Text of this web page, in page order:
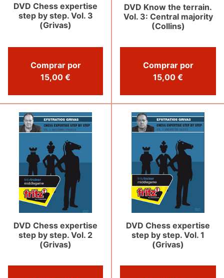
DVD Chess expertise
step by step. Vol. 3
(Grivas)
Comprar por
15,00 €
DVD Know the terrain.
Vol. 3: Central majority
(Collins)
Comprar por
15,00 €
DVD Chess expertise
step by step. Vol. 2
(Grivas)
DVD Chess expertise
step by step. Vol. 1
(Grivas)